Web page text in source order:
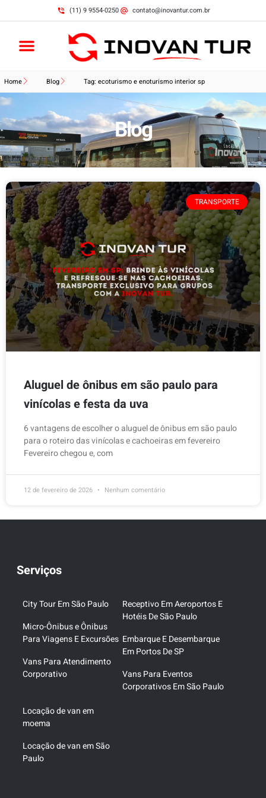
(11) 9 9554-0250 contato@inovantur.com.br
Home Blog Tag: ecoturismo e enoturismo interior sp
Blog
TRANSPORTE
Aluguel de ônibus em são paulo para
vinícolas e festa da uva
6 vantagens de escolher o aluguel de ônibus em são paulo
para o roteiro das vinícolas e cachoeiras em fevereiro
Fevereiro chegou e, com
12 de fevereiro de 2026 Nenhum comentário
Serviços
City Tour Em São Paulo
Micro-Ônibus e Ônibus
Para Viagens E Excursões
Vans Para Atendimento
Corporativo
Receptivo Em Aeroportos E
Hotéis De São Paulo
Embarque E Desembarque
Em Portos De SP
Vans Para Eventos
Corporativos Em São Paulo
Locação de van em
moema
Locação de van em São
Paulo